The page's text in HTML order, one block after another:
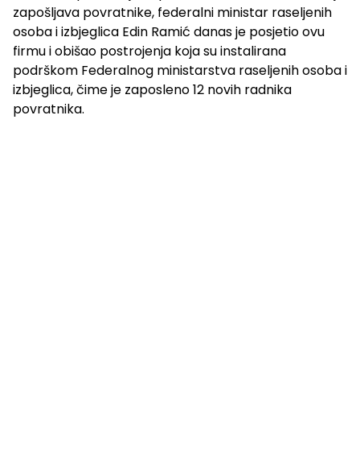
zapošljava povratnike, federalni ministar raseljenih
osoba i izbjeglica Edin Ramić danas je posjetio ovu
firmu i obišao postrojenja koja su instalirana
podrškom Federalnog ministarstva raseljenih osoba i
izbjeglica, čime je zaposleno 12 novih radnika
povratnika.